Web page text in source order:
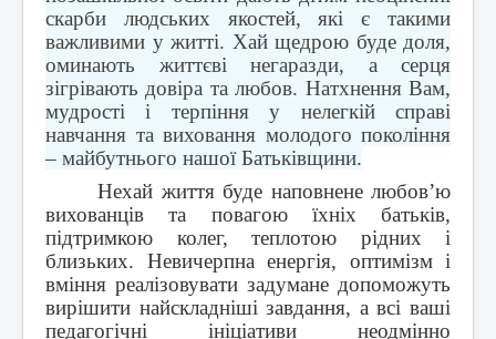
скарби людських якостей, які є такими
важливими у житті. Хай щедрою буде доля,
оминають життєві негаразди, а серця
зігрівають довіра та любов. Натхнення Вам,
мудрості і терпіння у нелегкій справі
навчання та виховання молодого покоління
– майбутнього нашої Батьківщини.
Нехай життя буде наповнене любов’ю
вихованців та повагою їхніх батьків,
підтримкою колег, теплотою рідних і
близьких. Невичерпна енергія, оптимізм і
вміння реалізовувати задумане допоможуть
вирішити найскладніші завдання, а всі ваші
педагогічні ініціативи неодмінно